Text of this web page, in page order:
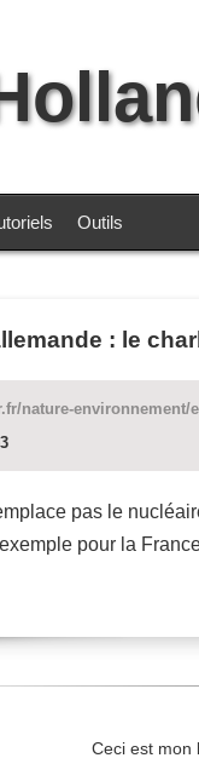
Outils
: le
nature-environnement/
pas le
pour la
Ceci est mon